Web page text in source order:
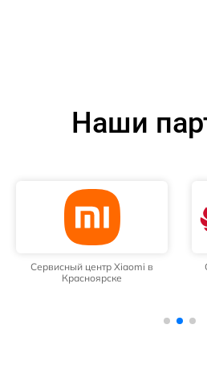
Наши
Сервисный центр Huawei в
Красноярске